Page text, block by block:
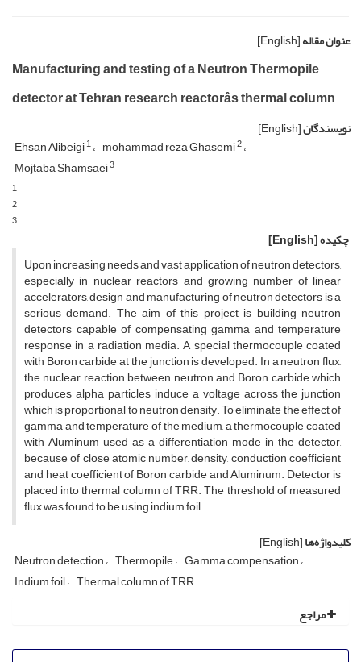
عنوان مقاله[English]
Manufacturing and testing of a Neutron Thermopile
detector at Tehran research reactorâs thermal column
نویسندگان[English]
Ehsan Alibeigi1 mohammad reza Ghasemi2
Mojtaba Shamsaei3
1
2
3
چکیده[English]
Upon increasing needs and vast application of neutron detectors,
especially in nuclear reactors and growing number of linear
accelerators, design and manufacturing of neutron detectors is a
serious demand. The aim of this project is building neutron
detectors capable of compensating gamma and temperature
response in a radiation media. A special thermocouple coated
with Boron carbide at the junction is developed. In a neutron flux,
the nuclear reaction between neutron and Boron carbide which
produces alpha particles, induce a voltage across the junction
which is proportional to neutron density. To eliminate the effect of
gamma and temperature of the medium, a thermocouple coated
with Aluminum used as a differentiation mode in the detector,
because of close atomic number, density, conduction coefficient
and heat coefficient of Boron carbide and Aluminum. Detector is
placed into thermal column of TRR. The threshold of measured
flux was found to be using indium foil.
کلیدواژه‌ها[English]
Neutron detection Thermopile Gamma compensation
Indium foil Thermal column of TRR
مراجع